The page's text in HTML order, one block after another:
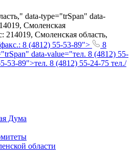
data-type="trSpan" data-
Смоленская
214019, Смоленская область,
8 (4812) 55-53-89">
8
data-value="тел. 8 (4812) 55-
53-89">тел. 8 (4812) 55-24-75 тел./
Дума
области